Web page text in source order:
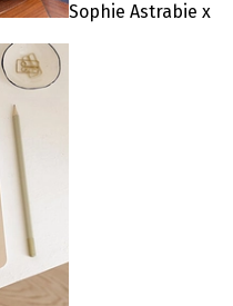
Sophie Astrabie x